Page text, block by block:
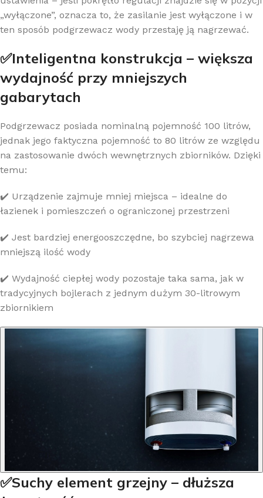
„wyłączone”, oznacza to, że zasilanie jest wyłączone i w
ten sposób podgrzewacz wody przestaję ją nagrzewać.
✅Inteligentna konstrukcja – większa
wydajność przy mniejszych
gabarytach
Podgrzewacz posiada nominalną pojemność 100 litrów,
jednak jego faktyczna pojemność to 80 litrów ze względu
na zastosowanie dwóch wewnętrznych zbiorników. Dzięki
temu:
✔️ Urządzenie zajmuje mniej miejsca – idealne do
łazienek i pomieszczeń o ograniczonej przestrzeni
✔️ Jest bardziej energooszczędne, bo szybciej nagrzewa
mniejszą ilość wody
✔️ Wydajność ciepłej wody pozostaje taka sama, jak w
tradycyjnych bojlerach z jednym dużym 30-litrowym
zbiornikiem
✅Suchy element grzejny – dłuższa